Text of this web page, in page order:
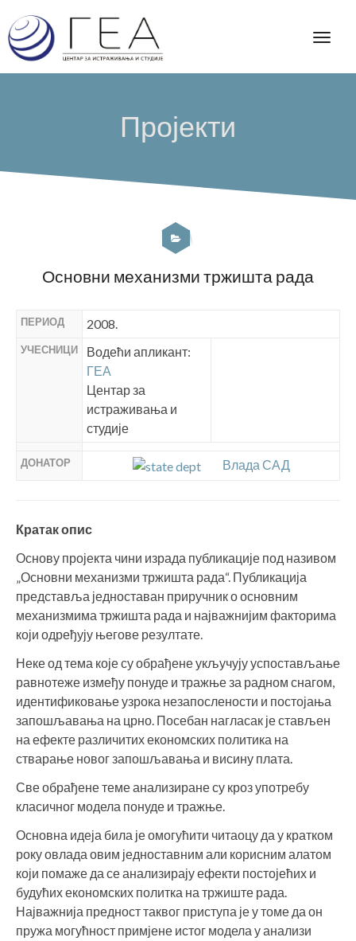
Пројекти
Основни механизми тржишта рада
ПЕРИОД 2008.
УЧЕСНИЦИ
Водећи апликант:
ГЕА
Центар за
истраживања и
студије
ДОНАТОР Влада САД
Кратак опис
Основу пројекта чини израда публикације под називом
„Основни механизми тржишта рада“. Публикација
представља једноставан приручник о основним
механизмима тржишта рада и најважнијим факторима
који одређују његове резултате.
Неке од тема које су обрађене укључују успостављање
равнотеже између понуде и тражње за радном снагом,
идентификовање узрока незапослености и постојања
запошљавања на црно. Посебан нагласак је стављен
на ефекте различитих економских политика на
стварање новог запошљавања и висину плата.
Све обрађене теме анализиране су кроз употребу
класичног модела понуде и тражње.
Основна идеја била је омогућити читаоцу да у кратком
року овлада овим једноставним али корисним алатом
који помаже да се анализирају ефекти постојећих и
будућих економских политка на тржиште рада.
Најважнија предност таквог приступа је у томе да он
пружа могућност примјене истог модела у анализи